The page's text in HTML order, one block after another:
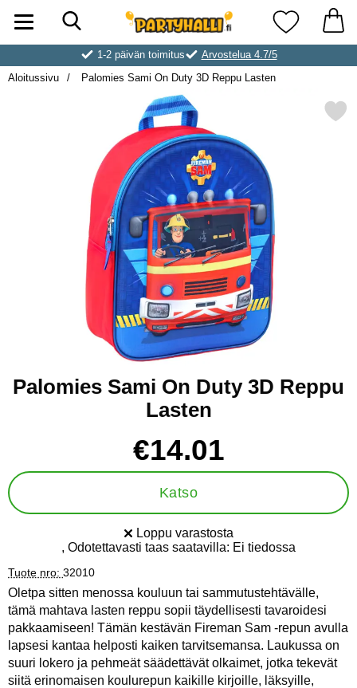
Ostoskori laajennettu Partyhallen AB
Suosikkini
1-2 päivän toimitus
Arvostelua 4.7/5
Aloitussivu
Palomies Sami On Duty 3D Reppu Lasten
Merkitse palomies Sami On Duty
Palomies Sami On Duty 3D Reppu
Lasten
hinta
€14.01
Katso
Saatavuus:
Loppu varastosta
, Odotettavasti taas saatavilla: Ei tiedossa
Tuote nro: 32010
Oletpa sitten menossa kouluun tai sammutustehtävälle,
tämä mahtava lasten reppu sopii täydellisesti tavaroidesi
pakkaamiseen! Tämän kestävän Fireman Sam -repun avulla
lapsesi kantaa helposti kaiken tarvitsemansa. Laukussa on
suuri lokero ja pehmeät säädettävät olkaimet, jotka tekevät
siitä erinomaisen koulurepun kaikille kirjoille, läksyille,